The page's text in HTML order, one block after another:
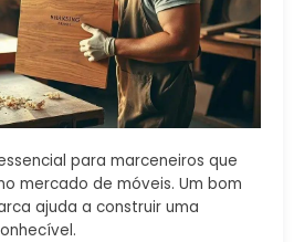
para marceneiros que
mercado de móveis. Um bom
ajuda a construir uma